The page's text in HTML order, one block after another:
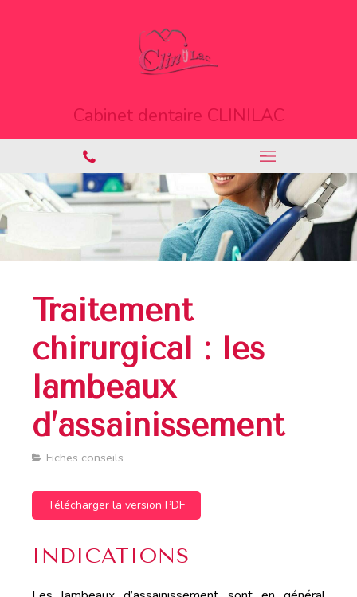
Cabinet dentaire CLINILAC
Traitement
chirurgical : les
lambeaux
d’assainissement
Fiches conseils
Télécharger la version PDF
INDICATIONS